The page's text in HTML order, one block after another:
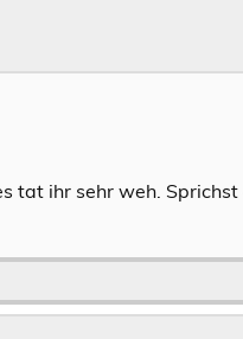
tat ihr sehr weh. Sprichst